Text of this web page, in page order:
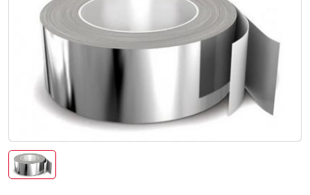
Гидроизоляция
Изоляционные материалы
Кровельные материалы
Ещё 2
Интерьер и отделка
Лакокрасочные материалы